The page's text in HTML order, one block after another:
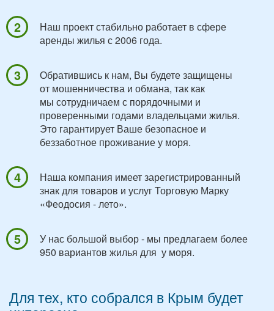
Наш проект стабильно работает в сфере
аренды жилья с 2006 года.
Обратившись к нам, Вы будете защищены
от мошенничества и обмана, так как
мы сотрудничаем с порядочными и
проверенными годами владельцами жилья.
Это гарантирует Ваше безопасное и
беззаботное проживание у моря.
Наша компания имеет зарегистрированный
знак для товаров и услуг Торговую Марку
«Феодосия - лето».
У нас большой выбор - мы предлагаем более
950 вариантов жилья для у моря.
Для тех, кто собрался в Крым будет